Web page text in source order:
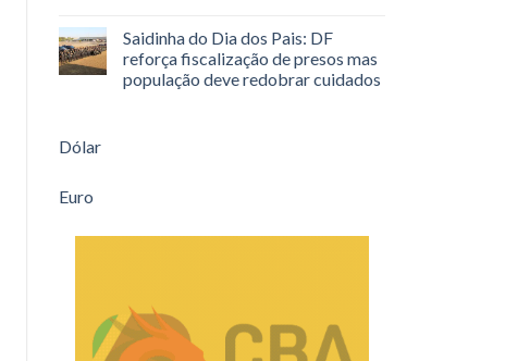
Saidinha do Dia dos Pais: DF
reforça fiscalização de presos mas
população deve redobrar cuidados
Dólar
Euro